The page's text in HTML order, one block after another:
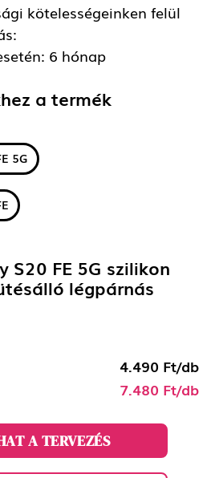
kötelességeinken felül
6 hónap
a termék
5G
S20 FE 5G szilikon
légpárnás
4.490 Ft/db
7.480 Ft/db
A TERVEZÉS